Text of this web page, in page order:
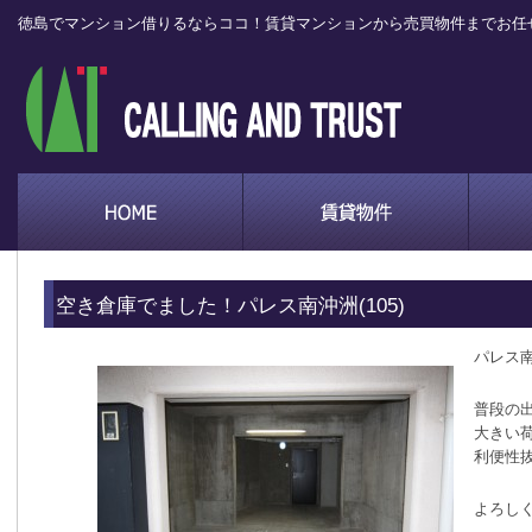
徳島でマンション借りるならココ！賃貸マンションから売買物件までお任
空き倉庫でました！パレス南沖洲(105)
パレス
普段の
大きい
利便性
よろし